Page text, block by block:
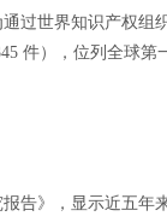
过世界知识产权
件），位列全球
告》，显示近五